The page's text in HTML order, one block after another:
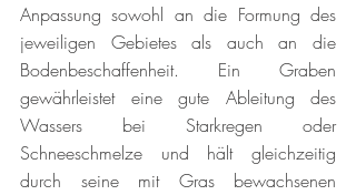
Anpassung sowohl an die Formung des
jeweiligen Gebietes als auch an die
Bodenbeschaffenheit. Ein Graben
gewährleistet eine gute Ableitung des
Wassers bei Starkregen oder
Schneeschmelze und hält gleichzeitig
durch seine mit Gras bewachsenen